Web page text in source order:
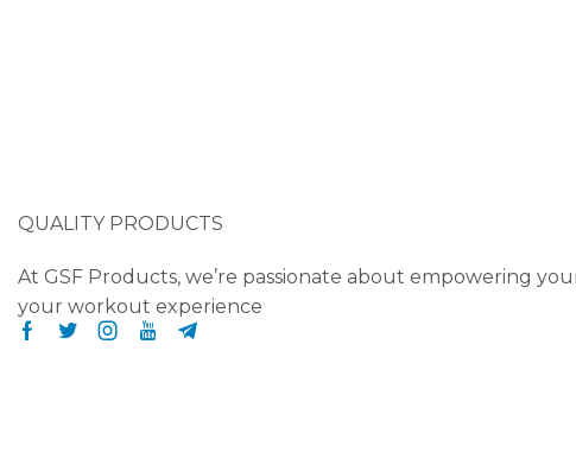
QUALITY PRODUCTS
At GSF Products, we’re passionate about empowering
your workout experience
Facebook
TwitterInstagram
YoutubeTelegram